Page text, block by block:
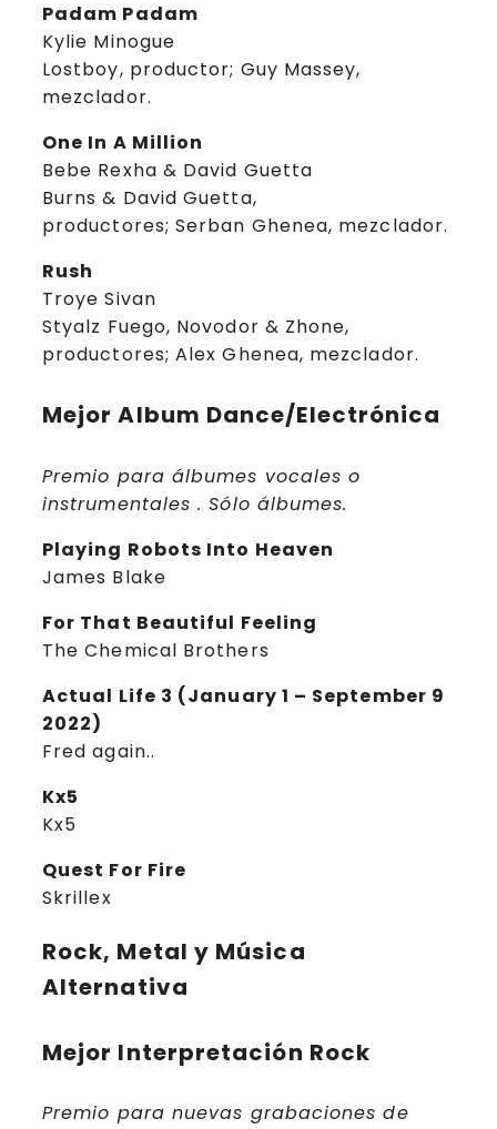
Padam Padam
Kylie Minogue
Lostboy, productor; Guy Massey,
mezclador.
One In A Million
Bebe Rexha & David Guetta
Burns & David Guetta,
productores; Serban Ghenea, mezclador.
Rush
Troye Sivan
Styalz Fuego, Novodor & Zhone,
productores; Alex Ghenea, mezclador.
Mejor Album Dance/Electrónica
Premio para álbumes vocales o
instrumentales . Sólo álbumes.
Playing Robots Into Heaven
James Blake
For That Beautiful Feeling
The Chemical Brothers
Actual Life 3 (January 1 – September 9
2022)
Fred again..
Kx5
Kx5
Quest For Fire
Skrillex
Rock, Metal y Música
Alternativa
Mejor Interpretación Rock
Premio para nuevas grabaciones de